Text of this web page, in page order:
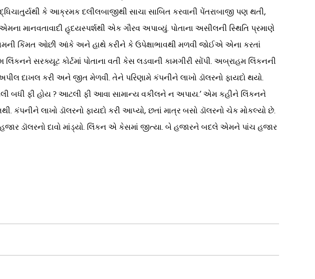
કે આક્રમક દલીલબાજીથી સાચા સાબિત કરવાની પેંતરાબાજી પણ થતી,
માનવતાવાદી હૃદયસ્પર્શથી એક ગૌરવ અપાવ્યું. પોતાના અસીલની સ્થિતિ પ્રમાણે
કિંમત ઓછી આંકે અને હાથે કરીને કે ઉપેક્ષાભાવથી મળવી જોઈએ એના કરતાં
સરક્યૂટ કોર્ટમાં પોતાના વતી કેસ લડવાની કામગીરી સોંપી. અબ્રાહમ લિંકનની
દાખલ કરી અને જીત મેળવી. તેને પરિણામે કંપનીને લાખો ડૉલરનો ફાયદો થયો.
બધી ફી હોય ? આટલી ફી આવા સામાન્ય વકીલને ન અપાય.’ એમ કહીને લિંકનને
લાખો ડૉલરનો ફાયદો કરી આપ્યો, છતાં માત્ર બસો ડૉલરનો ચેક મોકલ્યો છે.
ડૉલરનો દાવો માંડ્યો. લિંકન એ કેસમાં જીત્યા. બે હજારને બદલે એમને પાંચ હજાર